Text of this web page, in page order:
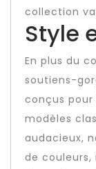
collection
Style
En plus du
soutiens-
conçus
modèles
audacieux,
de